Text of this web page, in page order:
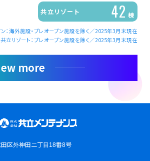
more
共立リゾート 42 棟
：海外施設・プレオープン施設を除く／2025年3月末現在
立リゾート：プレオープン施設を除く／2025年3月末現在
区外神田二丁目18番8号